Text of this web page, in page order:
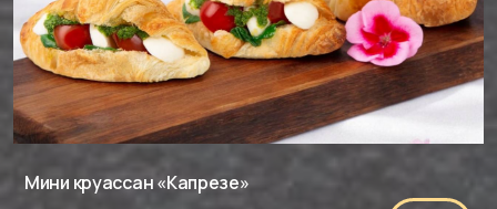
Мини круассан «Капрезе»